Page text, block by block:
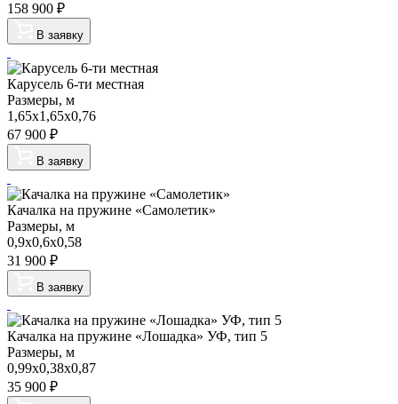
158 900 ₽
В заявку
Карусель 6-ти местная
Размеры, м
1,65х1,65х0,76
67 900 ₽
В заявку
Качалка на пружине «Самолетик»
Размеры, м
0,9х0,6х0,58
31 900 ₽
В заявку
Качалка на пружине «Лошадка» УФ, тип 5
Размеры, м
0,99х0,38х0,87
35 900 ₽